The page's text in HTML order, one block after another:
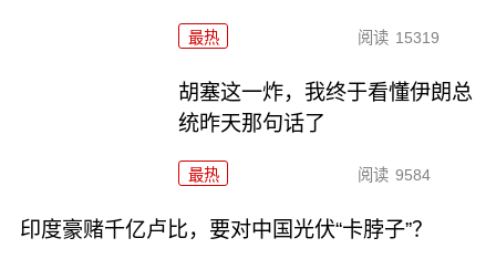
最热 阅读 15319
胡塞这一炸，我终于看懂伊朗总
统昨天那句话了
最热 阅读 9584
印度豪赌千亿卢比，要对中国光伏“卡脖子”？